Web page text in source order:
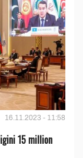
16.11.2023 - 11:58
15 million